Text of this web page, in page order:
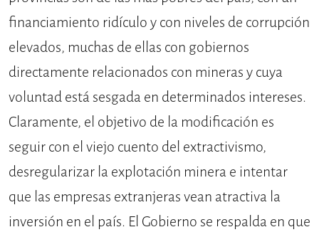
financiamiento ridículo y con niveles de corrupción
elevados, muchas de ellas con gobiernos
directamente relacionados con mineras y cuya
voluntad está sesgada en determinados intereses.
Claramente, el objetivo de la modificación es
seguir con el viejo cuento del extractivismo,
desregularizar la explotación minera e intentar
que las empresas extranjeras vean atractiva la
inversión en el país. El Gobierno se respalda en que